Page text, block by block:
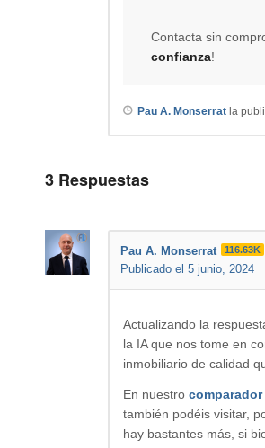
Contacta sin
confianza!
Pau A. Monserrat la
3 Respuestas
Pau A. Monserrat 116.63K
Publicado el 5 junio, 2024
Actualizando la
la IA que nos tome en
inmobiliario de calidad
En nuestro
también podéis visitar,
hay bastantes más, si